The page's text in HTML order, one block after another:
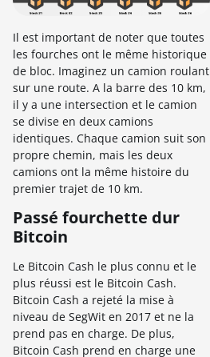
Il est important de noter que toutes
les fourches ont le même historique
de bloc. Imaginez un camion roulant
sur une route. A la barre des 10 km,
il y a une intersection et le camion
se divise en deux camions
identiques. Chaque camion suit son
propre chemin, mais les deux
camions ont la même histoire du
premier trajet de 10 km.
Passé fourchette dur
Bitcoin
Le Bitcoin Cash le plus connu et le
plus réussi est le Bitcoin Cash.
Bitcoin Cash a rejeté la mise à
niveau de SegWit en 2017 et ne la
prend pas en charge. De plus,
Bitcoin Cash prend en charge une